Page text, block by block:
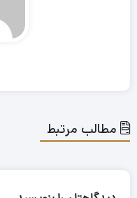
مطالب مرتبط